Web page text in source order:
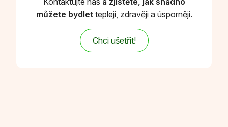
můžete bydlettepleji, zdravěji a úsporněji.
Chci ušetřit!